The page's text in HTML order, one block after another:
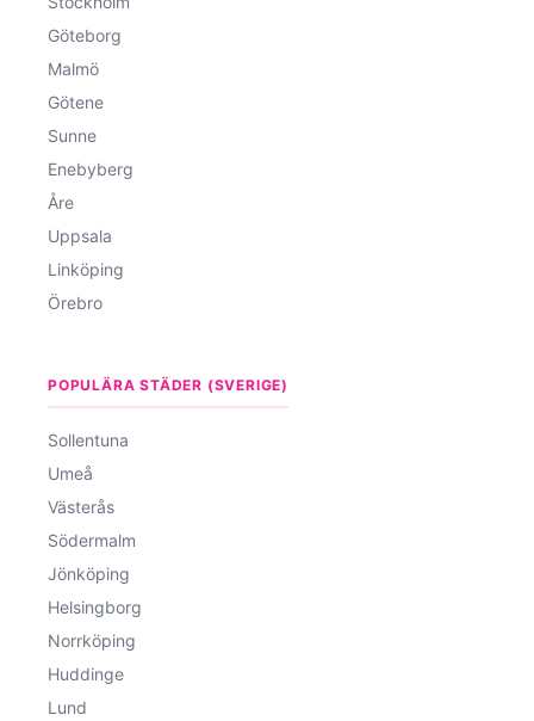
Göteborg
Malmö
Götene
Sunne
Enebyberg
Åre
Uppsala
Linköping
Örebro
POPULÄRA STÄDER (SVERIGE)
Sollentuna
Umeå
Västerås
Södermalm
Jönköping
Helsingborg
Norrköping
Huddinge
Lund